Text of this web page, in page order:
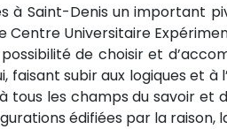
à Saint-Denis un
Universitaire
de choisir et
subir aux logiques et à
tous les champs du savoir et
édifiées par la raison,